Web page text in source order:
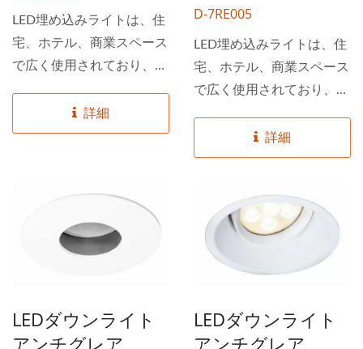
LED埋め込みライトは、住
宅、ホテル、商業スペース
で広く使用されており、特
に適しています。反射防止
設計により、これらのライ
を軽減し、視認性を向上さ
せます。 DANCELiGHTは
台湾のトップライティング
ており、お客様が必要なす
べてを一箇所で見つけるこ
詳細
D-7RE005
LED埋め込みライトは、住
宅、ホテル、商業スペース
で広く使用されており、特
に適しています。反射防止
設計により、これらのライ
な空間を提供し、目の疲れ
を軽減し、視認性を向上さ
せます。 DANCELiGHTは
台湾のトップライティング
高品質な照明製品を提供し
ており、お客様が必要なす
詳細
LEDダウンライト
アンチグレア
LEDダウンライト
アンチグレア